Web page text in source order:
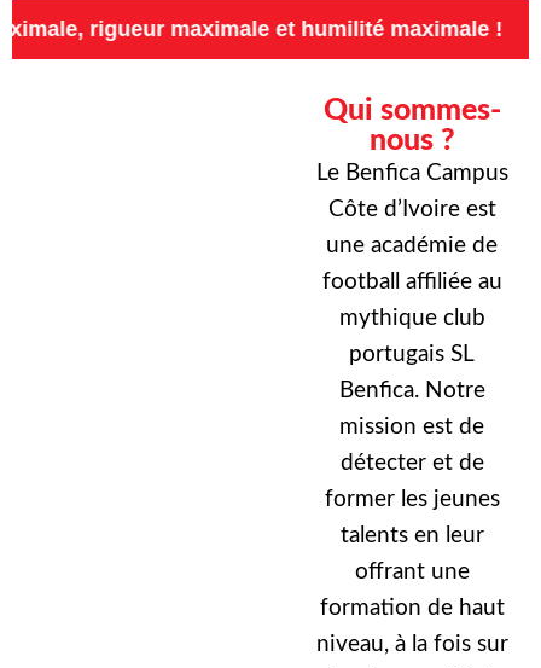
maximale et humilité maximale !
Qui sommes-
nous ?
Le Benfica Campus
Côte d’Ivoire est
une académie de
football affiliée au
mythique club
portugais SL
Benfica. Notre
mission est de
détecter et de
former les jeunes
talents en leur
offrant une
formation de haut
niveau, à la fois sur